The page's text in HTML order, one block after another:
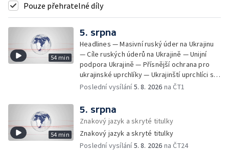
Pouze přehratelné díly
54 min
5. srpna
Headlines — Masivní ruský úder na Ukrajinu
— Cíle ruských úderů na Ukrajině — Unijní
podpora Ukrajině — Přísnější ochrana pro
ukrajinské uprchlíky — Ukrajinští uprchlíci s
dočasnou ochranou v Česku — Uprchlíci s
Most — Hašení skládky — Srážka nákladního
letadla s dronem v Německu — Vyšetřování
nehody Filipa Turka — Tržby v maloobchodu
— Ústavní soud vyhověl matce ve sporu o
děti — Kniha Válka ševců — Izrael
Poslední vysílání5. 8. 2026 na ČT1
54 min
5. srpna
Znakový jazyk a skryté titulky
Znakový jazyk a skryté titulky
Poslední vysílání5. 8. 2026 na ČT24